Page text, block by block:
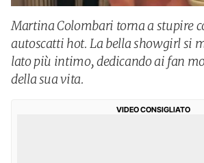
Martina Colombari torna a stupire
autoscatti hot. La bella showgirl si
lato più intimo, dedicando ai fan
della sua vita.
VIDEO CONSIGLIATO